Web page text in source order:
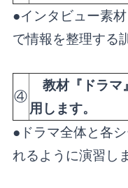
●インタビュー素
で情報を整理する
④
教材『ドラマ
用します。
●ドラマ全体と各
れるように演習し